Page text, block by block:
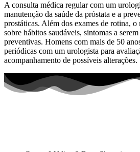
A consulta médica regular com um
manutenção da saúde da próstata e a
prostáticas. Além dos exames de rotina,
sobre hábitos saudáveis, sintomas a
preventivas. Homens com mais de 50
periódicas com um urologista para
acompanhamento de possíveis alterações.